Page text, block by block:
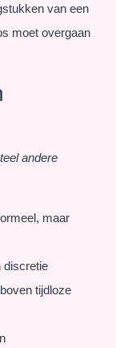
van een
moet overgaan
andere
maar
discretie
tijdloze